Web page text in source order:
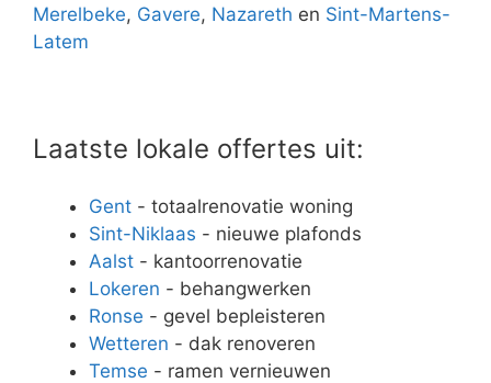
Merelbeke, Gavere, Nazareth en Sint-Martens-
Latem
Laatste lokale offertes uit:
Gent - totaalrenovatie woning
Sint-Niklaas - nieuwe plafonds
Aalst - kantoorrenovatie
Lokeren - behangwerken
Ronse - gevel bepleisteren
Wetteren - dak renoveren
Temse - ramen vernieuwen